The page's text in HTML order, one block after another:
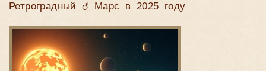
Ретроградный ♂ Марс в 2025 году